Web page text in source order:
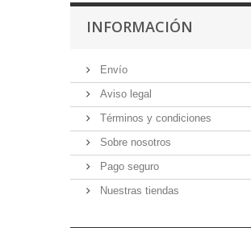
INFORMACIÓN
Envío
Aviso legal
Términos y condiciones
Sobre nosotros
Pago seguro
Nuestras tiendas